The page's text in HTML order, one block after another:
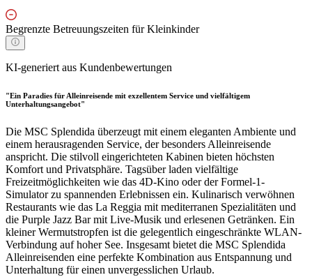
Begrenzte Betreuungszeiten für Kleinkinder
KI-generiert aus Kundenbewertungen
"Ein Paradies für Alleinreisende mit exzellentem Service und vielfältigem
Unterhaltungsangebot"
Die MSC Splendida überzeugt mit einem eleganten Ambiente und
einem herausragenden Service, der besonders Alleinreisende
anspricht. Die stilvoll eingerichteten Kabinen bieten höchsten
Komfort und Privatsphäre. Tagsüber laden vielfältige
Freizeitmöglichkeiten wie das 4D-Kino oder der Formel-1-
Simulator zu spannenden Erlebnissen ein. Kulinarisch verwöhnen
Restaurants wie das La Reggia mit mediterranen Spezialitäten und
die Purple Jazz Bar mit Live-Musik und erlesenen Getränken. Ein
kleiner Wermutstropfen ist die gelegentlich eingeschränkte WLAN-
Verbindung auf hoher See. Insgesamt bietet die MSC Splendida
Alleinreisenden eine perfekte Kombination aus Entspannung und
Unterhaltung für einen unvergesslichen Urlaub.